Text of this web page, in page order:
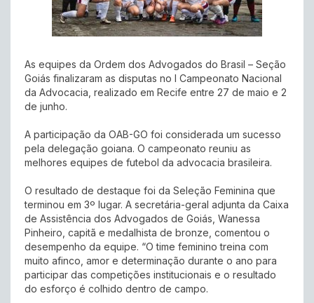
As equipes da Ordem dos Advogados do Brasil – Seção
Goiás finalizaram as disputas no I Campeonato Nacional
da Advocacia, realizado em Recife entre 27 de maio e 2
de junho.
A participação da OAB-GO foi considerada um sucesso
pela delegação goiana. O campeonato reuniu as
melhores equipes de futebol da advocacia brasileira.
O resultado de destaque foi da Seleção Feminina que
terminou em 3º lugar. A secretária-geral adjunta da Caixa
de Assistência dos Advogados de Goiás, Wanessa
Pinheiro, capitã e medalhista de bronze, comentou o
desempenho da equipe. “O time feminino treina com
muito afinco, amor e determinação durante o ano para
participar das competições institucionais e o resultado
do esforço é colhido dentro de campo.